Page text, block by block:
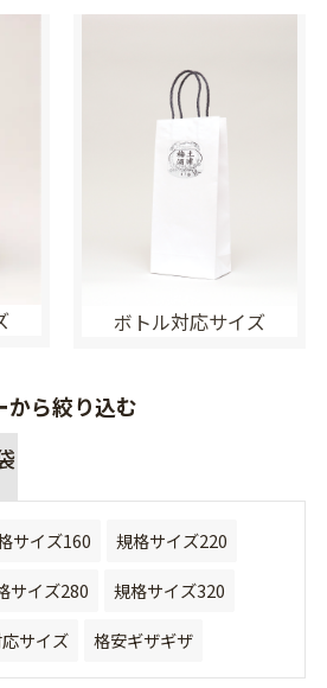
ボトル対応サイズ
から絞り込む
サイズ160
規格サイズ220
サイズ280
規格サイズ320
サイズ 格安ギザギザ